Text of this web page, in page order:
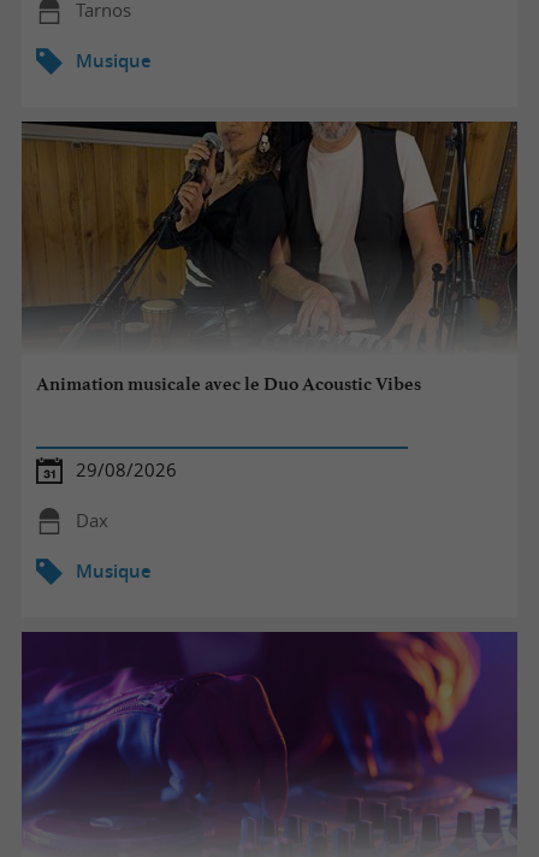
Tarnos
Musique
Animation musicale avec le Duo Acoustic Vibes
29/08/2026
Dax
Musique